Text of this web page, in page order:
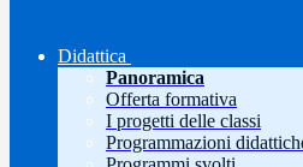
Didattica
Panoramica
Offerta formativa
I progetti delle classi
Programmazioni